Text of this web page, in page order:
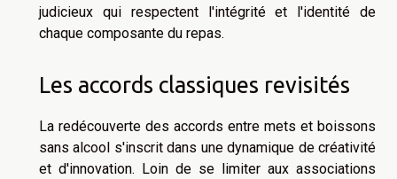
judicieux qui respectent l'intégrité et l'identité de
chaque composante du repas.
Les accords classiques revisités
La redécouverte des accords entre mets et boissons
sans alcool s'inscrit dans une dynamique de créativité
et d'innovation. Loin de se limiter aux associations